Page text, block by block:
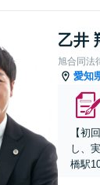
乙井
旭合同法
愛知
【初
し、
橋駅